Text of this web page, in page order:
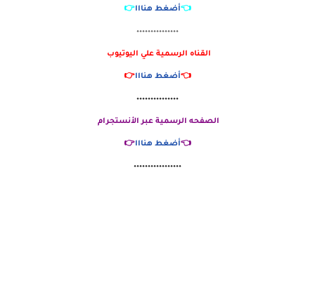
👈أضغط هنااا👉
٠٠٠٠٠٠٠٠٠٠٠٠٠٠٠
القناه الرسمية علي اليوتيوب
👈أضغط هنااا👉
٠٠٠٠٠٠٠٠٠٠٠٠٠٠٠
الصفحه الرسمية عبر الأنستجرام
👈أضغط هنااا👉
٠٠٠٠٠٠٠٠٠٠٠٠٠٠٠٠٠